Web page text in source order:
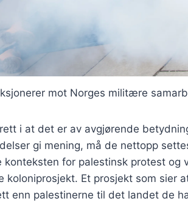
mot Norges militære
i at det er av avgjørende
gi mening, må de nettopp
konteksten for palestinsk protest og
koloniprosjekt. Et prosjekt som sier
enn palestinerne til det landet de